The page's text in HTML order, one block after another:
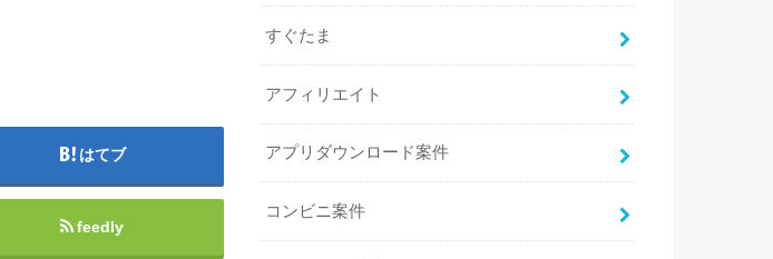
はてブ
feedly
すぐたま
アフィリエイト
アプリダウンロード案件
コンビニ案件